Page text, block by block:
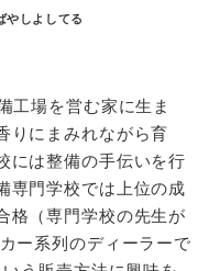
やしよしてる
工場を営む家に生ま
りにまみれながら育
には整備の手伝いを行
専門学校では上位の成
格（専門学校の先生が
ー系列のディーラーで